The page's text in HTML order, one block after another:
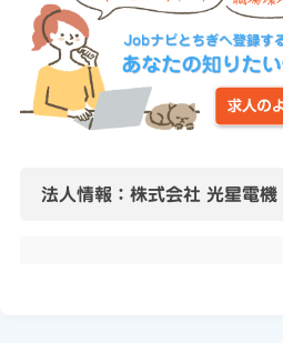
法人情報：株式会社 光星電機